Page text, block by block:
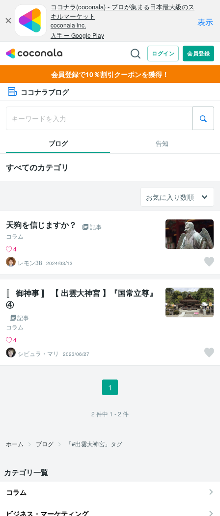
会員登録で10％割引クーポンを獲得！
ココナラブログ
ブログ 告知
すべてのカテゴリ
天狗を信じますか？
記事
コラム
4
レモン38
2024/03/13
〚 御神事 〛 【 出雲大神宮 】『国常立尊』
④
記事
コラム
4
シビュラ・マリ
2023/06/27
1
2 件中 1 - 2 件
ホーム ブログ 「#出雲大神宮」タグ
カテゴリ一覧
コラム
ビジネス・マーケティング